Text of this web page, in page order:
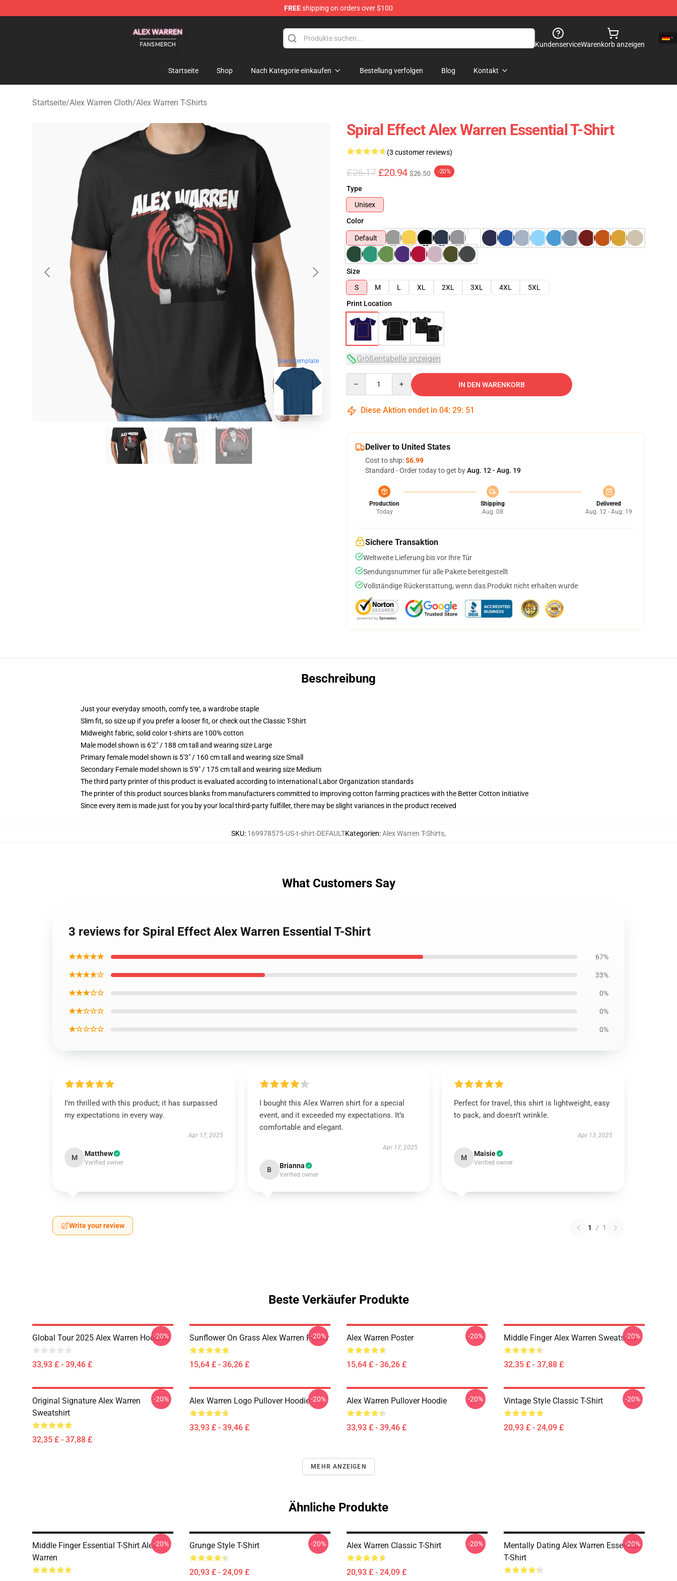
FREEshipping on orders over $100
KundenserviceWarenkorb anzeigen
Startseite Shop Nach Kategorie einkaufen Bestellung verfolgen Blog Kontakt
Startseite/Alex Warren Cloth/Alex Warren T-Shirts
blank template
Spiral Effect Alex Warren Essential T-Shirt
(3 customer reviews)
£26.17 £20.94 $26.50 -20%
Type
Unisex
Color
Default
Size
S
M L XL 2XL 3XL 4XL
5XL
Print Location
Größentabelle anzeigen
IN DEN WARENKORB
Diese Aktion endet in 04: 29: 50
Deliver to United States
Cost to ship:$6.99
Standard - Order today to get byAug. 12 - Aug. 19
Production
Today
Shipping
Aug. 08
Delivered
Aug. 12 - Aug. 19
Sichere Transaktion
Weltweite Lieferung bis vor Ihre Tür
Sendungsnummer für alle Pakete bereitgestellt
Vollständige Rückerstattung, wenn das Produkt nicht erhalten wurde
Beschreibung
Just your everyday smooth, comfy tee, a wardrobe staple
Slim fit, so size up if you prefer a looser fit, or check out the Classic T-Shirt
Midweight fabric, solid color t-shirts are 100% cotton
Male model shown is 6'2" / 188 cm tall and wearing size Large
Primary female model shown is 5'3" / 160 cm tall and wearing size Small
Secondary Female model shown is 5'9" / 175 cm tall and wearing size Medium
The third party printer of this product is evaluated according to International Labor Organization standards
The printer of this product sources blanks from manufacturers committed to improving cotton farming practices with the Better Cotton Initiative
Since every item is made just for you by your local third-party fulfiller, there may be slight variances in the product received
SKU: 169978575-US-t-shirt-DEFAULTKategorien:Alex Warren T-Shirts,
What Customers Say
3 reviews for Spiral Effect Alex Warren Essential T-Shirt
★★★★★ 67%
★★★★☆ 33%
★★★☆☆ 0%
★★☆☆☆ 0%
★☆☆☆☆ 0%
I’m thrilled with this product; it has surpassed
my expectations in every way.
Apr 17, 2025
M Matthew
Verified owner
I bought this Alex Warren shirt for a special
event, and it exceeded my expectations. It’s
comfortable and elegant.
Apr 17, 2025
B Brianna
Verified owner
Perfect for travel, this shirt is lightweight, easy
to pack, and doesn’t wrinkle.
Apr 13, 2025
M Maisie
Verified owner
Write your review 1 / 1
Beste Verkäufer Produkte
Global Tour 2025 Alex Warren Hoodies
33,93 £ - 39,46 £
-20% Sunflower On Grass Alex Warren Poster
15,64 £ - 36,26 £
-20% Alex Warren Poster
15,64 £ - 36,26 £
-20% Middle Finger Alex Warren Sweatshirt
32,35 £ - 37,88 £
-20%
Original Signature Alex Warren
Sweatshirt
32,35 £ - 37,88 £
-20% Alex Warren Logo Pullover Hoodie
33,93 £ - 39,46 £
-20% Alex Warren Pullover Hoodie
33,93 £ - 39,46 £
-20% Vintage Style Classic T-Shirt
20,93 £ - 24,09 £
-20%
MEHR ANZEIGEN
Ähnliche Produkte
Middle Finger Essential T-Shirt Alex
Warren
-20% Grunge Style T-Shirt
20,93 £ - 24,09 £
-20% Alex Warren Classic T-Shirt
20,93 £ - 24,09 £
-20%
Mentally Dating Alex Warren Essential
T-Shirt
-20%